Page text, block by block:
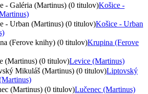
- Galéria (Martinus) (0 titulov)Košice -
- Urban (Martinus) (0 titulov)Košice - Urban
(Ferove knihy) (0 titulov)Krupina (Ferove
(Martinus) (0 titulov)Levice (Martinus)
Mikuláš (Martinus) (0 titulov)Liptovský
(Martinus) (0 titulov)Lučenec (Martinus)